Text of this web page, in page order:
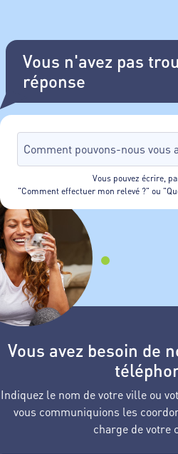
Vous n'avez pas
réponse
Vous pouvez écrire,
"Comment effectuer mon relevé ?" ou
Vous avez besoin de
Indiquez le nom de votre ville ou
vous communiquions les
charge de votre